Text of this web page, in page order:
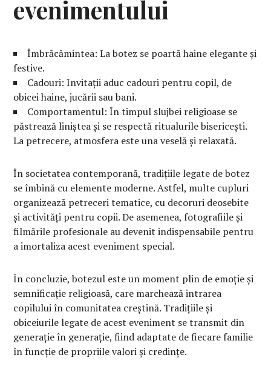
evenimentului
Îmbrăcămintea: La botez se poartă haine elegante și
festive.
Cadouri: Invitații aduc cadouri pentru copil, de
obicei haine, jucării sau bani.
Comportamentul: În timpul slujbei religioase se
păstrează liniștea și se respectă ritualurile bisericești.
La petrecere, atmosfera este una veselă și relaxată.
În societatea contemporană, tradițiile legate de botez
se îmbină cu elemente moderne. Astfel, multe cupluri
organizează petreceri tematice, cu decoruri deosebite
și activități pentru copii. De asemenea, fotografiile și
filmările profesionale au devenit indispensabile pentru
a imortaliza acest eveniment special.
În concluzie, botezul este un moment plin de emoție și
semnificație religioasă, care marchează intrarea
copilului în comunitatea creștină. Tradițiile și
obiceiurile legate de acest eveniment se transmit din
generație în generație, fiind adaptate de fiecare familie
în funcție de propriile valori și credințe.